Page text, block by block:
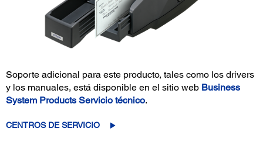
Soporte adicional para este producto, tales como los drivers
y los manuales, está disponible en el sitio web Business
System Products Servicio técnico.
CENTROS DE SERVICIO